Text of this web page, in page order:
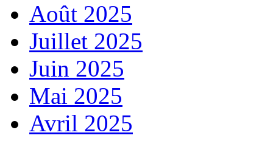
Août 2025
Juillet 2025
Juin 2025
Mai 2025
Avril 2025